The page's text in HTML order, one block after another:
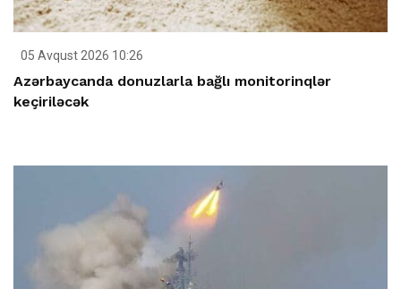
05 Avqust 2026 10:26
Azərbaycanda donuzlarla bağlı monitorinqlər
keçiriləcək